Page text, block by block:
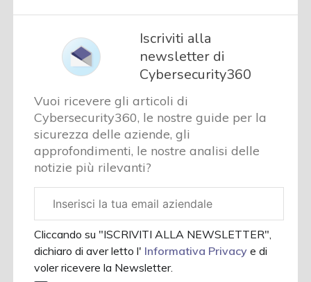
Iscriviti alla
newsletter di
Cybersecurity360
Vuoi ricevere gli articoli di
Cybersecurity360, le nostre guide per la
sicurezza delle aziende, gli
approfondimenti, le nostre analisi delle
notizie più rilevanti?
aziendale
Cliccando su "ISCRIVITI ALLA NEWSLETTER",
dichiaro di aver letto l' Informativa Privacye di
voler ricevere la Newsletter.